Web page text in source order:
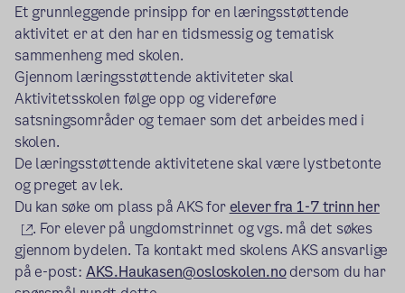
Et grunnleggende prinsipp for en læringsstøttende
aktivitet er at den har en tidsmessig og tematisk
sammenheng med skolen.
Gjennom læringsstøttende aktiviteter skal
Aktivitetsskolen følge opp og videreføre
satsningsområder og temaer som det arbeides med i
skolen.
De læringsstøttende aktivitetene skal være lystbetonte
og preget av lek.
Du kan søke om plass på AKS forelever fra 1-7 trinn her
(ekstern lenke)
. For elever på ungdomstrinnet og vgs. må det søkes
gjennom bydelen. Ta kontakt med skolens AKS ansvarlige
på e-post: AKS.Haukasen@osloskolen.nodersom du har